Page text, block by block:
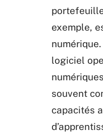
exemple,
logiciel
souvent
capacités